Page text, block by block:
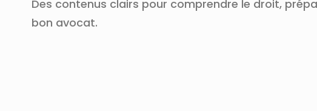
Des contenus clairs pour comprendre le droit,
bon avocat.